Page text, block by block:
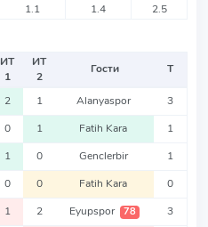
1.1 1.4 2.5
ИТ
1
ИТ
2
Гости Т
2 1 Alanyaspor 3
0 1 Fatih Kara 1
1 0 Genclerbir 1
0 0 Fatih Kara 0
1 2 Eyupspor 78 3